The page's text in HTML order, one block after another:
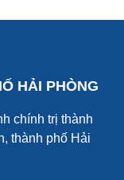
HẢI PHÒNG
chính trị thành
thành phố Hải